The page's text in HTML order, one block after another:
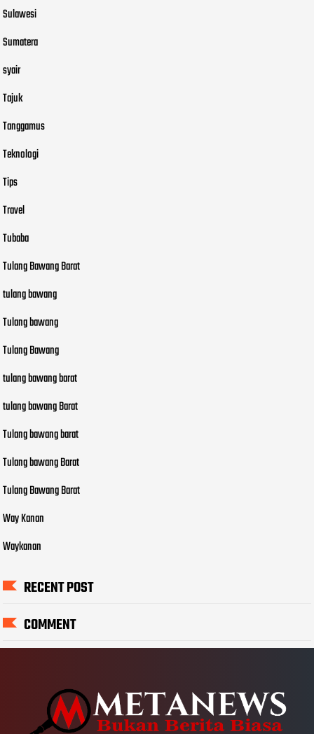
Sulawesi
Sumatera
syair
Tajuk
Tanggamus
Teknologi
Tips
Travel
Tubaba
Tulang Bawang Barat
tulang bawang
Tulang bawang
Tulang Bawang
tulang bawang barat
tulang bawang Barat
Tulang bawang barat
Tulang bawang Barat
Tulang Bawang Barat
Way Kanan
Waykanan
RECENT POST
COMMENT